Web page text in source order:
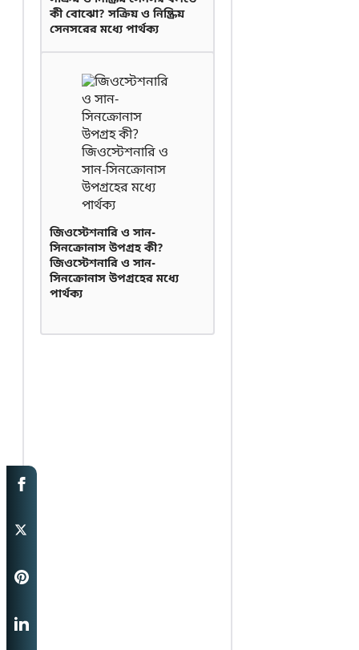
কী বোঝো? সক্রিয় ও নিষ্ক্রিয়
সেনসরের মধ্যে পার্থক্য
জিওস্টেশনারি ও সান-
সিনক্রোনাস উপগ্রহ কী?
জিওস্টেশনারি ও সান-
সিনক্রোনাস উপগ্রহের মধ্যে
পার্থক্য